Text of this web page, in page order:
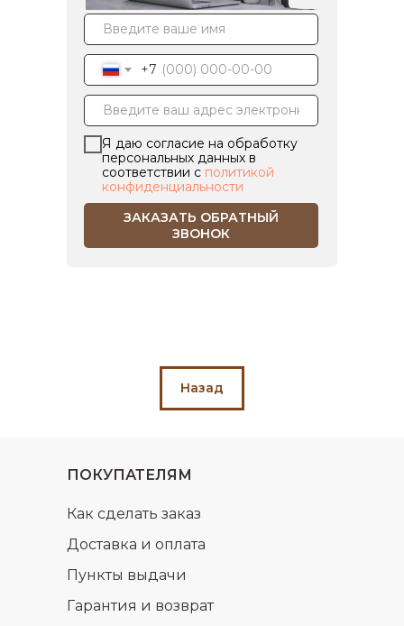
+7
Я даю согласие на обработку
персональных данных в
соответствии с политикой
конфиденциальности
ЗАКАЗАТЬ ОБРАТНЫЙ
ЗВОНОК
Назад
ПОКУПАТЕЛЯМ
Доставка и оплата
Гарантия и возврат
Пункты выдачи
Как сделать заказ